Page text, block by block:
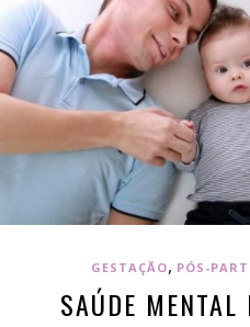
GESTAÇÃO, PÓS-
SAÚDE MENTAL